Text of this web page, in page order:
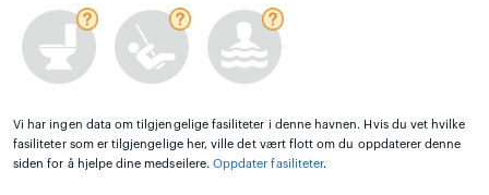
Vi har ingen data om tilgjengelige fasiliteter i denne havnen. Hvis du vet hvilke
fasiliteter som er tilgjengelige her, ville det vært flott om du oppdaterer denne
siden for å hjelpe dine medseilere. Oppdater fasiliteter.